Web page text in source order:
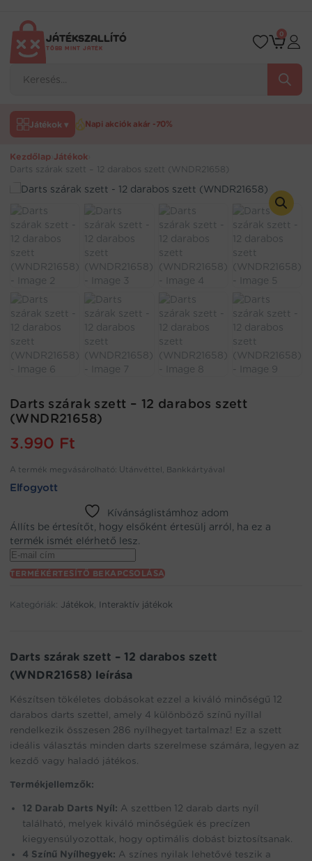
tartalomraJÁTÉKSZALLÍTÓ
TÖBB MINT JÁTÉK
search
0
Játékok ▾ Napi akciók akár -70%
Kezdőlap Játékok
Darts szárak szett – 12 darabos szett (WNDR21658)
Darts szárak szett – 12 darabos szett
(WNDR21658)
3.990 Ft
A termék megvásárolható: Utánvéttel, Bankkártyával
Elfogyott
Kívánságlistámhoz adom
Állíts be értesítőt, hogy elsőként értesülj arról, ha ez a
termék ismét elérhető lesz.
Enter
your
email
to
waitlist
this
product
TERMÉKÉRTESÍTŐ BEKAPCSOLÁSA
Kategóriák: Játékok, Interaktív játékok
Darts szárak szett – 12 darabos szett
(WNDR21658) leírása
Készítsen tökéletes dobásokat ezzel a kiváló minőségű 12
darabos darts szettel, amely 4 különböző színű nyíllal
rendelkezik összesen 286 nyílhegyet tartalmaz! Ez a szett
ideális választás minden darts szerelmese számára, legyen az
kezdő vagy haladó játékos.
Termékjellemzők:
12 Darab Darts Nyíl: A szettben 12 darab darts nyíl
található, melyek kiváló minőségűek és precízen
kiegyensúlyozottak, hogy optimális dobást biztosítsanak.
4 Színű Nyílhegyek: A színes nyilak lehetővé teszik a